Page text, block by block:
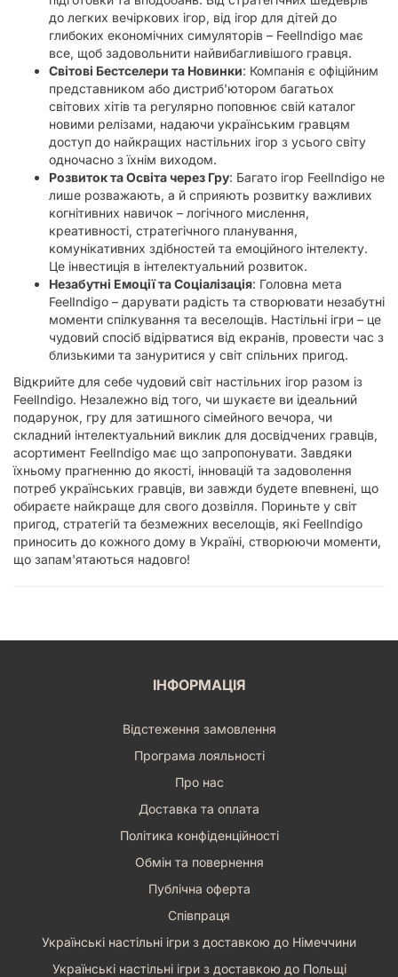
до легких вечіркових ігор, від ігор для дітей до
глибоких економічних симуляторів – FeelIndigo має
все, щоб задовольнити найвибагливішого гравця.
Світові Бестселери та Новинки: Компанія є офіційним
представником або дистриб'ютором багатьох
світових хітів та регулярно поповнює свій каталог
новими релізами, надаючи українським гравцям
доступ до найкращих настільних ігор з усього світу
одночасно з їхнім виходом.
Розвиток та Освіта через Гру: Багато ігор FeelIndigo не
лише розважають, а й сприяють розвитку важливих
когнітивних навичок – логічного мислення,
креативності, стратегічного планування,
комунікативних здібностей та емоційного інтелекту.
Це інвестиція в інтелектуальний розвиток.
Незабутні Емоції та Соціалізація: Головна мета
FeelIndigo – дарувати радість та створювати незабутні
моменти спілкування та веселощів. Настільні ігри – це
чудовий спосіб відірватися від екранів, провести час з
близькими та зануритися у світ спільних пригод.
Відкрийте для себе чудовий світ настільних ігор разом із
FeelIndigo. Незалежно від того, чи шукаєте ви ідеальний
подарунок, гру для затишного сімейного вечора, чи
складний інтелектуальний виклик для досвідчених гравців,
асортимент FeelIndigo має що запропонувати. Завдяки
їхньому прагненню до якості, інновацій та задоволення
потреб українських гравців, ви завжди будете впевнені, що
обираєте найкраще для свого дозвілля. Пориньте у світ
пригод, стратегій та безмежних веселощів, які FeelIndigo
приносить до кожного дому в Україні, створюючи моменти,
що запам'ятаються надовго!
ІНФОРМАЦІЯ
Відстеження замовлення
Програма лояльності
Про нас
Доставка та оплата
Політика конфіденційності
Обмін та повернення
Публічна оферта
Співпраця
Українські настільні ігри з доставкою до Німеччини
Українські настільні ігри з доставкою до Польщі